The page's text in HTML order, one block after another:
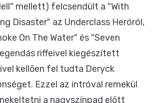
mellett) felcsendült a "With
Disaster" az Underclass Heróról,
On The Water" és "Seven
riffeivel kiegészített
kellően fel tudta Deryck
Ezzel az intróval remekül
a nagyszínpad előtt